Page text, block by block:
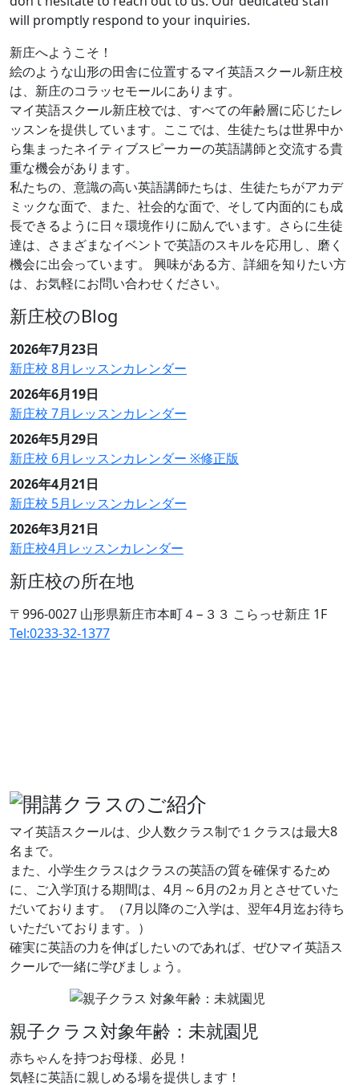
will promptly respond to your inquiries.
新庄へようこそ！
絵のような山形の田舎に位置するマイ英語スクール新庄校
は、新庄のコラッセモールにあります。
マイ英語スクール新庄校では、すべての年齢層に応じたレ
ッスンを提供しています。ここでは、生徒たちは世界中か
ら集まったネイティブスピーカーの英語講師と交流する貴
重な機会があります。
私たちの、意識の高い英語講師たちは、生徒たちがアカデ
ミックな面で、また、社会的な面で、そして内面的にも成
長できるように日々環境作りに励んでいます。さらに生徒
達は、さまざまなイベントで英語のスキルを応用し、磨く
機会に出会っています。 興味がある方、詳細を知りたい方
は、お気軽にお問い合わせください。
新庄校のBlog
2026年7月23日
新庄校 8月レッスンカレンダー
2026年6月19日
新庄校 7月レッスンカレンダー
2026年5月29日
新庄校 6月レッスンカレンダー ※修正版
2026年4月21日
新庄校 5月レッスンカレンダー
2026年3月21日
新庄校4月レッスンカレンダー
新庄校の所在地
〒996-0027 山形県新庄市本町４−３３ こらっせ新庄 1F
Tel:0233-32-1377
マイ英語スクールは、少人数クラス制で１クラスは最大8
名まで。
また、小学生クラスはクラスの英語の質を確保するため
に、ご入学頂ける期間は、4月～6月の2ヵ月とさせていた
だいております。（7月以降のご入学は、翌年4月迄お待ち
いただいております。）
確実に英語の力を伸ばしたいのであれば、ぜひマイ英語ス
クールで一緒に学びましょう。
親子クラス対象年齢：未就園児
赤ちゃんを持つお母様、必見！
気軽に英語に親しめる場を提供します！